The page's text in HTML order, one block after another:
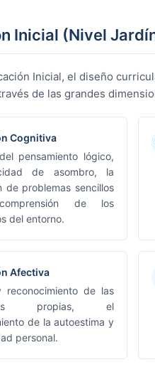
Inicial (Nivel
Inicial, el diseño
de las grandes
Cognitiva
pensamiento lógico,
de asombro, la
de problemas sencillos
de los
del entorno.
Afectiva
reconocimiento de las
propias, el
de la autoestima y
personal.